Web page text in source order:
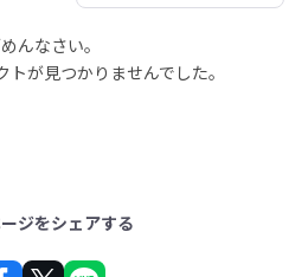
んなさい。
が見つかりませんでした。
ジをシェアする